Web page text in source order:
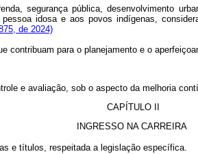
segurança pública, desenvolvimento
idosa e aos povos indígenas,
de 2024)
contribuam para o planejamento e o
e avaliação, sob o aspecto da melhoria
CAPÍTULO II
INGRESSO NA CARREIRA
e títulos, respeitada a legislação específica.